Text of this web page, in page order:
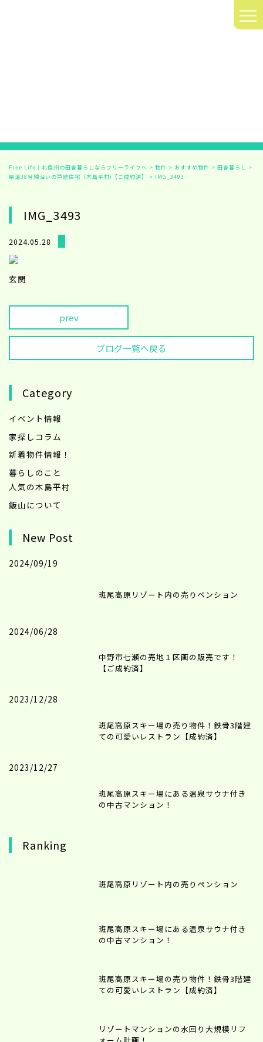
≡
Free Life｜北信州の田舎暮らしならフリーライフへ > 物件 > おすすめ物件 > 田舎暮らし >
県道38号線沿いの戸建住宅（木島平村)【ご成約済】
> IMG_3493
IMG_3493
2024.05.28
玄関
prev
ブログ一覧へ戻る
Category
イベント情報
家探しコラム
新着物件情報！
暮らしのこと
人気の木島平村
飯山について
New Post
2024/09/19
斑尾高原リゾート内の売りペンション
2024/06/28
中野市七瀬の売地１区画の販売です！
【ご成約済】
2023/12/28
斑尾高原スキー場の売り物件！鉄骨3階建
ての可愛いレストラン【成約済】
2023/12/27
斑尾高原スキー場にある温泉サウナ付き
の中古マンション！
Ranking
斑尾高原リゾート内の売りペンション
斑尾高原スキー場にある温泉サウナ付き
の中古マンション！
斑尾高原スキー場の売り物件！鉄骨3階建
ての可愛いレストラン【成約済】
リゾートマンションの水回り大規模リフ